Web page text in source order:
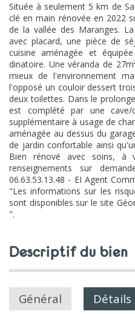
Située à seulement 5 km de
clé en main rénovée en 2022
de la vallée des Maranges.
avec placard, une pièce de
cuisine aménagée et
dinatoire. Une véranda de
mieux de l'environnement
l'opposé un couloir dessert
deux toilettes. Dans le
est complété par une cave/
supplémentaire à usage de
aménagée au dessus du
de jardin confortable ainsi
Bien rénové avec soins, à
renseignements sur
06.63.53.13.48 - EI Agent
"Les informations sur les
sont disponibles sur le site
".
descriptif du bien
Général Détails